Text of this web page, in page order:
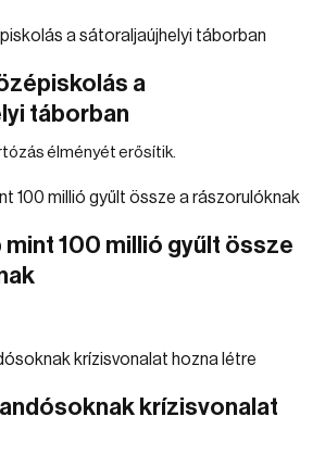
a
táborban
élményét erősítik.
mint 100 millió gyűlt össze
krízisvonalat